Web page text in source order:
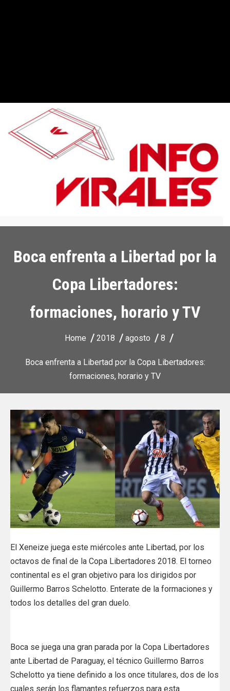
Boca enfrenta a Libertad por la
Copa Libertadores:
formaciones, horario y TV
Home 2018 agosto 8
Boca enfrenta a Libertad por la Copa Libertadores:
formaciones, horario y TV
El Xeneize juega este miércoles ante Libertad, por los
octavos de final de la Copa Libertadores 2018. El torneo
continental es el gran objetivo para los dirigidos por
Guillermo Barros Schelotto. Enterate de la formaciones y
todos los detalles del gran duelo.
Boca se juega una gran parada por la Copa Libertadores
ante Libertad de Paraguay, el técnico Guillermo Barros
Schelotto ya tiene definido a los once titulares, dos de los
cuales serán los flamantes refuerzos para esta